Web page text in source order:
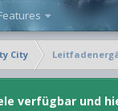
City
verfügbar und